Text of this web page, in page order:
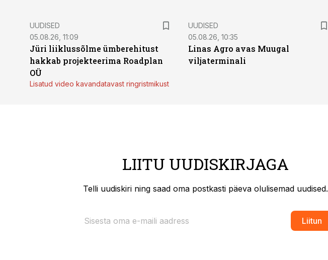
UUDISED
05.08.26, 11:09
Jüri liiklussõlme ümberehitust
hakkab projekteerima Roadplan
OÜ
Lisatud video kavandatavast ringristmikust
UUDISED
05.08.26, 10:35
Linas Agro avas Muugal
viljaterminali
LIITU UUDISKIRJAGA
Telli uudiskiri ning saad oma postkasti päeva olulisemad uudised.
Liitun